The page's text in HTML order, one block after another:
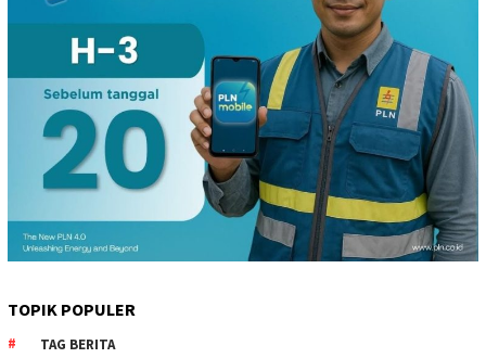
TOPIK POPULER
TAG BERITA